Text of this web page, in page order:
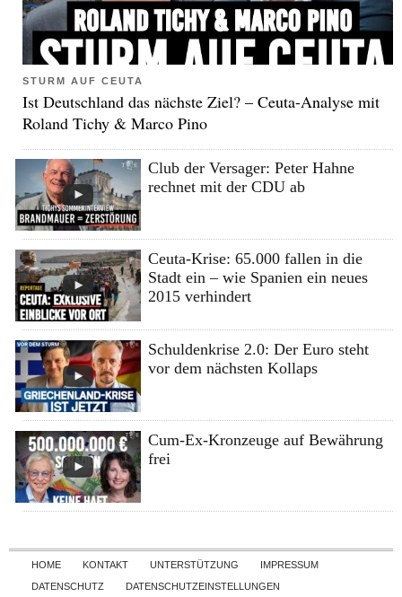
STURM AUF CEUTA
Ist Deutschland das nächste Ziel? – Ceuta-Analyse mit
Roland Tichy & Marco Pino
Club der Versager: Peter Hahne
rechnet mit der CDU ab
Ceuta-Krise: 65.000 fallen in die
Stadt ein – wie Spanien ein neues
2015 verhindert
Schuldenkrise 2.0: Der Euro steht
vor dem nächsten Kollaps
Cum-Ex-Kronzeuge auf Bewährung
frei
Skip to content
HOME KONTAKT UNTERSTÜTZUNG
IMPRESSUM
DATENSCHUTZ
DATENSCHUTZEINSTELLUNGEN